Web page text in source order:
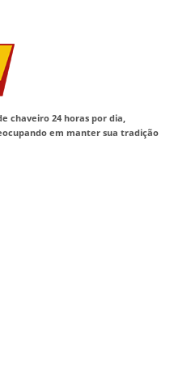
chaveiro 24 horas por dia,
em manter sua tradição